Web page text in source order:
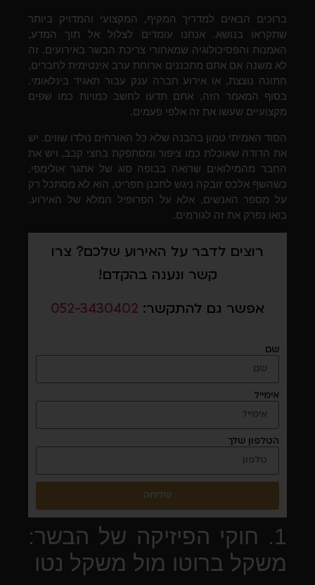
ברוכים הבאים למדריך המקיף, המקצועי והמדויק ביותר
שתקראו בנושא. אנחנו עומדים לצלול אל תוך המדע,
האמנות והפסיכולוגיה שמאחורי צריכת הבשר באירועים. זה
לא משנה אם אתם מתכננים ארוחת ערב אינטימית לחברים,
חתונה נוצצת, או אירוע חברה ענק עבור תאגיד בינלאומי.
בסוף המאמר הזה, אתם תדעו לחשב כמויות כמו שפים
מקצועיים שעשו את זה אלפי פעמים.
הסוד האמיתי טמון בהבנה שלא כל האורחים נולדו שווים. יש
את הדודה שאוכלת כמו ציפור ומסתפקת בחצי קבב, ויש את
החבר מהמילואים שרואה בבופה סוג של אתגר אולימפי.
כשהשף אלכס זובקה ניגש לתכנן תפריט, הוא לא מסתכל רק
על מספר האנשים, אלא על הפרופיל המלא של האירוע.
בואו נפרק את זה לגורמים.
רוצים לדבר על האירוע שלכם? צרו
קשר ונענה בהקדם!
אפשר גם להתקשר: 052-3430402
שם
אימייל
הטלפון שלך
שליחה
1. חוקי הפיזיקה של הבשר:
משקל ברוטו מול משקל נטו